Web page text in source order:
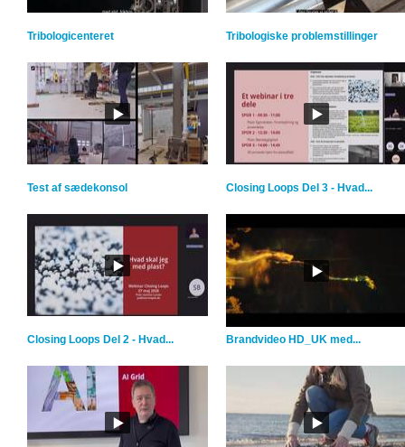
Tribologicenteret Tribologiske problemstillinger
Test af sædekonsol Closing Loops Del 3 - Hvad...
Closing Loops Del 2 - Hvad... Brandvideo HD_UK med...